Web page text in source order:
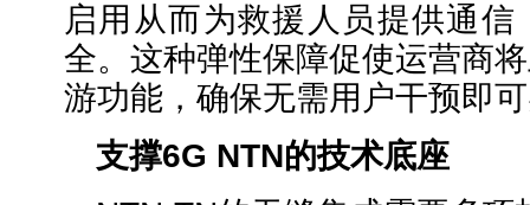
启用从而为救援人员提供通信
全。这种弹性保障促使运营商
游功能，确保无需用户干预即
支撑6G NTN的技术底座